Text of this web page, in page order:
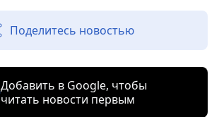
Поделитесь новостью
Добавить в Google, чтобы
читать новости первым